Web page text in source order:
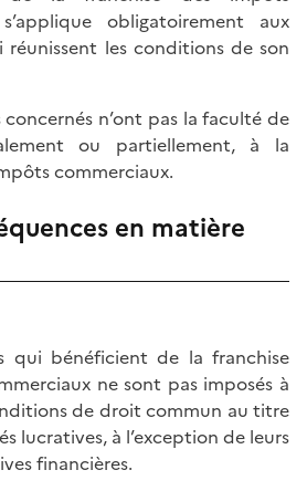
obligatoirement aux
réunissent les conditions de son
concernés n’ont pas la faculté de
ou partiellement, à la
commerciaux.
en matière
qui bénéficient de la franchise
ne sont pas imposés à
de droit commun au titre
lucratives, à l’exception de leurs
financières.